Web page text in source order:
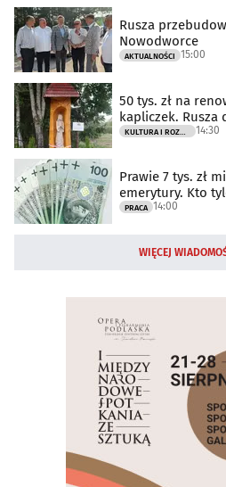
Rusza
Nowodworce
AKTUALNOŚCI 15:00
50 tys. zł na
kapliczek. Rusza
KULTURA I ROZRYWKA 14:30
Prawie 7 tys. zł
emerytury. Kto
PRACA 14:00
WIĘCEJ